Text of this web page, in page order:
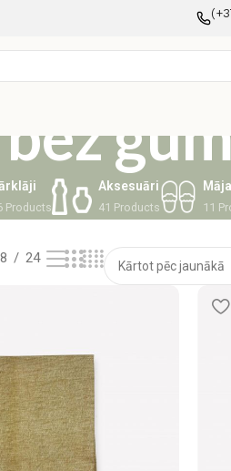
Products
Aksesuāri
41 Products 11
24